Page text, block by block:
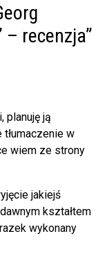
– recenzja”
planuję ją
tłumaczenie w
wiem ze strony
jakiejś
kształtem
wykonany